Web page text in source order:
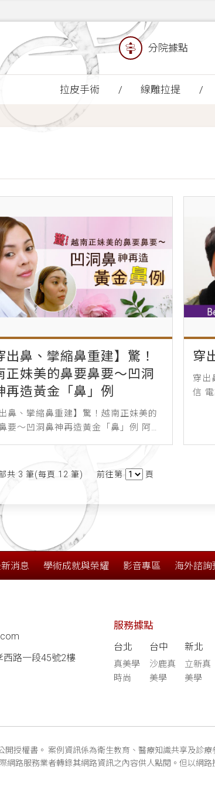
分院據點
拉皮手術 線雕拉提
出鼻、攣縮鼻重建】驚！
正妹美的鼻要鼻要～凹洞
再造黃金「鼻」例
出鼻、攣縮鼻重建】驚！越南正妹美的
要～凹洞鼻神再造黃金「鼻」例 阿美
穿
穿出
信
共 3 筆(每頁 12 筆) 前往第 頁
消息 學術成就與榮耀 影音專區 海外諮詢
西路一段45號2樓
服務據點
台北
真美學
時尚
台中
沙鹿真
美學
新北
立新真
美學
授權書。 案例資訊係為衛生教育、醫療知識共享及診
路服務業者轉錄其網路資訊之內容供人點閱。但以網